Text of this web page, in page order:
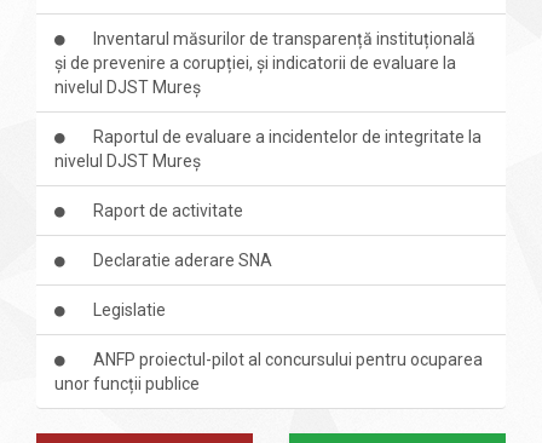
Inventarul măsurilor de transparență instituțională
și de prevenire a corupției, și indicatorii de evaluare la
nivelul DJST Mureș
Raportul de evaluare a incidentelor de integritate la
nivelul DJST Mureș
Raport de activitate
Declaratie aderare SNA
Legislatie
ANFP proiectul-pilot al concursului pentru ocuparea
unor funcții publice